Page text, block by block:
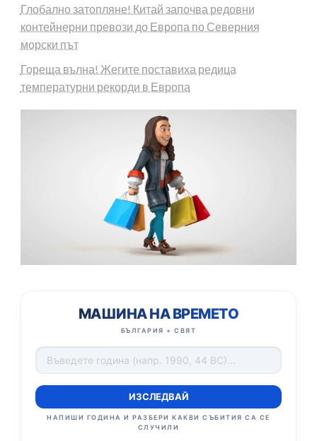
Глобално затопляне! Китай започва редовни
контейнерни превози до Европа по Северния
морски път
Гореща вълна! Жегите поставиха редица
температурни рекорди в Европа
МАШИНА НА ВРЕМЕТО
БЪЛГАРИЯ + СВЯТ
ИЗСЛЕДВАЙ
НАПИШИ ГОДИНА И РАЗБЕРИ КАКВИ СЪБИТИЯ СА СЕ
СЛУЧИЛИ